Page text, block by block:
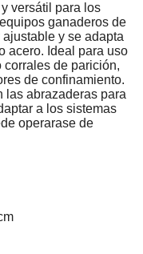
versátil para los
ganaderos de
y se adapta
acero. Ideal para uso
de parición,
de confinamiento.
las abrazaderas para
a los sistemas
operarase de